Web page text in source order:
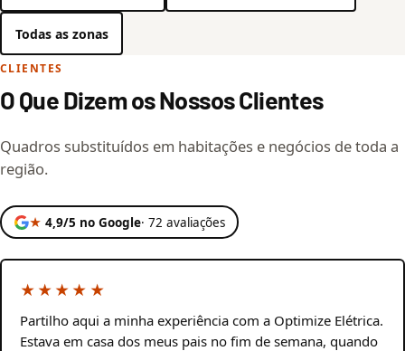
Todas as zonas
CLIENTES
O Que Dizem os Nossos Clientes
Quadros substituídos em habitações e negócios de toda a
região.
★ 4,9/5 no Google· 72 avaliações
★★★★★
Partilho aqui a minha experiência com a Optimize Elétrica.
Estava em casa dos meus pais no fim de semana, quando